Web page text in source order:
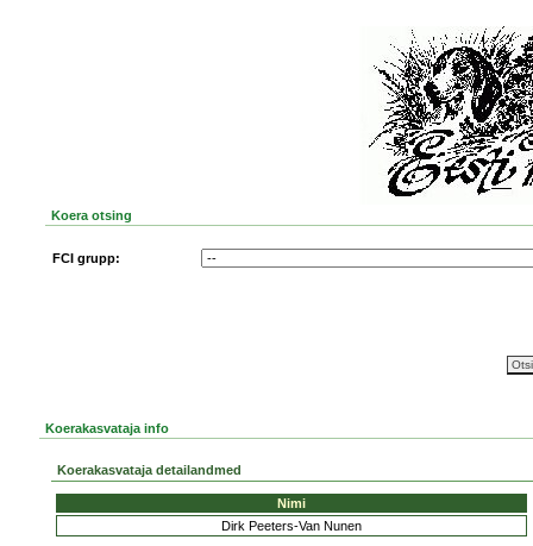
Koera otsing
FCI grupp:
Koerakasvataja info
Koerakasvataja detailandmed
Nimi
Dirk Peeters-Van Nunen